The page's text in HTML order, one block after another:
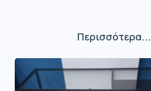
Περισσότερα...